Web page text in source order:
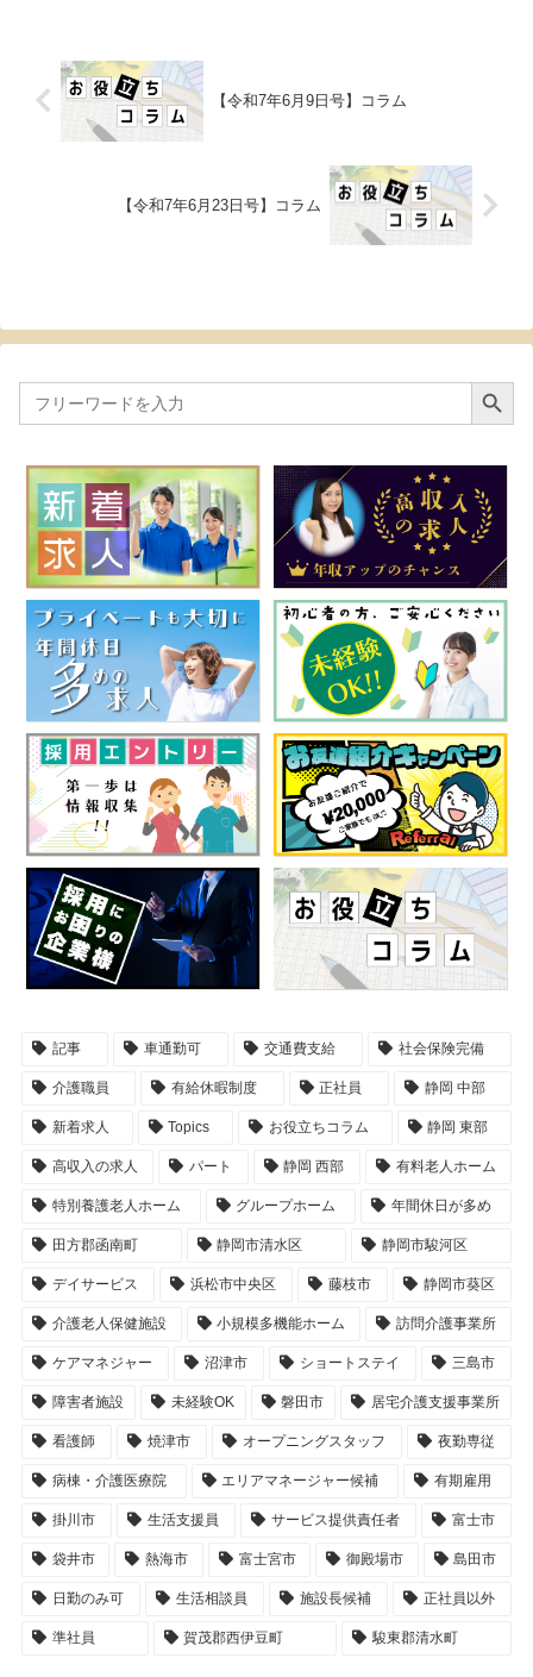
【令和7年6月9日号】コラム
【令和7年6月23日号】コラム
Search
for:
Search Button
記事 車通勤可 交通費支給 社会保険完備
介護職員 有給休暇制度 正社員 静岡 中部
新着求人 Topics お役立ちコラム 静岡 東部
高収入の求人 パート 静岡 西部 有料老人ホーム
特別養護老人ホーム グループホーム 年間休日が多め
田方郡函南町 静岡市清水区 静岡市駿河区
デイサービス 浜松市中央区 藤枝市 静岡市葵区
介護老人保健施設 小規模多機能ホーム 訪問介護事業所
ケアマネジャー 沼津市 ショートステイ 三島市
障害者施設 未経験OK 磐田市 居宅介護支援事業所
看護師 焼津市 オープニングスタッフ 夜勤専従
病棟・介護医療院 エリアマネージャー候補 有期雇用
掛川市 生活支援員 サービス提供責任者 富士市
袋井市 熱海市 富士宮市 御殿場市 島田市
日勤のみ可 生活相談員 施設長候補 正社員以外
準社員 賀茂郡西伊豆町 駿東郡清水町